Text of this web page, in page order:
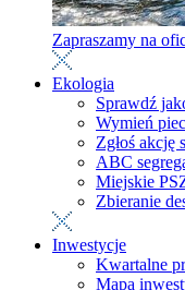
Zapraszamy na
Ekologia
Sprawdź
Wymień
Zgłoś akcję
ABC
Miejskie
Zbieranie
Inwestycje
Kwartalne
Mapa